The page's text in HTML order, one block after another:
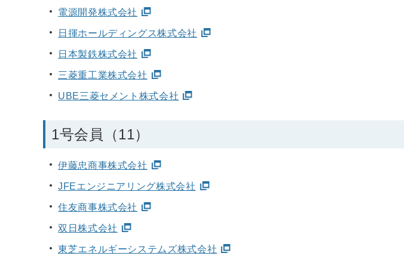
電源開発株式会社
日揮ホールディングス株式会社
日本製鉄株式会社
三菱重工業株式会社
UBE三菱セメント株式会社
1号会員（11）
伊藤忠商事株式会社
JFEエンジニアリング株式会社
住友商事株式会社
双日株式会社
東芝エネルギーシステムズ株式会社